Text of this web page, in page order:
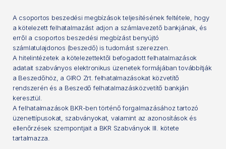
A csoportos beszedési megbízások teljesítésének feltétele, hogy
a kötelezett felhatalmazást adjon a számlavezető bankjának, és
erről a csoportos beszedési megbízást benyújtó
számlatulajdonos (beszedő) is tudomást szerezzen.
A hitelintézetek a kötelezettektől befogadott felhatalmazások
adatait szabványos elektronikus üzenetek formájában továbbítják
a Beszedőhöz, a GIRO Zrt. felhatalmazásokat közvetítő
rendszerén és a Beszedő felhatalmazásközvetítő bankján
keresztül.
A felhatalmazások BKR-ben történő forgalmazásához tartozó
üzenettípusokat, szabványokat, valamint az azonosítások és
ellenőrzések szempontjait a BKR Szabványok III. kötete
tartalmazza.